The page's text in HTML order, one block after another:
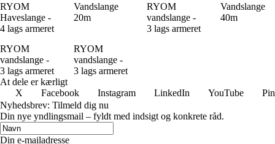
RYOM
Haveslange -
4 lags armeret
Vandslange
20m
RYOM
vandslange -
3 lags armeret
Vandslange
40m
RYOM
vandslange -
3 lags armeret
RYOM
vandslange -
3 lags armeret
At dele er kærligt
X
Facebook Instagram LinkedIn YouTube
Nyhedsbrev: Tilmeld dig nu
Din nye yndlingsmail – fyldt med indsigt og konkrete råd.
Din e-mailadresse